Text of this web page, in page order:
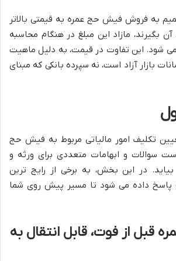
به فروش فیش حج عمره به قیمتی بالاتر
بگیرند، مازاد این مبلغ در هنگام محاسبه
شود. این تفاوت در قیمت، به دلیل ماهیت
بازار آزاد است، نه سپرده بانکی که مبنای
تکلیف امور مالیاتی مربوط به فیش حج
سوالات و ابهامات متعددی برای ورثه و
در این بخش، به برخی از رایج ترین
پاسخ داده می شود تا مسیر پیش روی شما
قبل از فوت، قابل انتقال به